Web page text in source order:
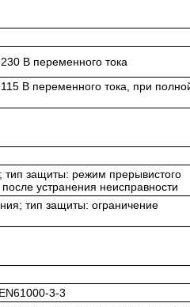
В переменного тока
В переменного тока, при
защиты: режим прерывистого
устранения неисправности
тип защиты: ограничение
3-3